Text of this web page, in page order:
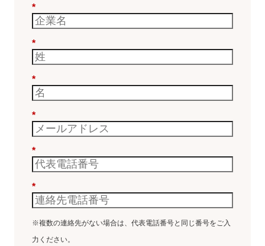
*
*
*
*
*
*
※複数の連絡先がない場合は、代表電話番号と同じ番号をご入
力ください。